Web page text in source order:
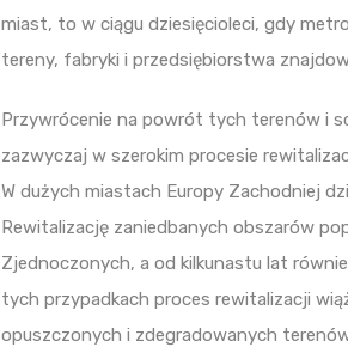
miast, to w ciągu dziesięcioleci, gdy
tereny, fabryki i przedsiębiorstwa
Przywrócenie na powrót tych terenów i
zazwyczaj w szerokim procesie
W dużych miastach Europy Zachodniej
Rewitalizację zaniedbanych obszarów
Zjednoczonych, a od kilkunastu lat
tych przypadkach proces rewitalizacji
opuszczonych i zdegradowanych